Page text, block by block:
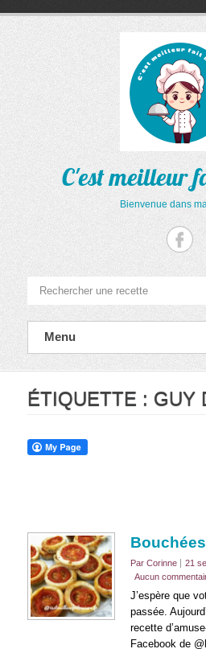
C'est meilleur
Bienvenue dans
Menu
ÉTIQUETTE : GUY
Par Corinne
21
Aucun
J’espère que
passée.
recette
Facebook de